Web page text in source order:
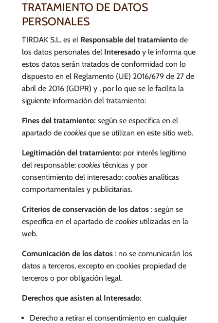
TRATAMIENTO DE DATOS
PERSONALES
TIRDAK S.L. es el Responsable del tratamientode
los datos personales del Interesadoy le informa que
estos datos serán tratados de conformidad con lo
dispuesto en el Reglamento (UE) 2016/679 de 27 de
abril de 2016 (GDPR) y , por lo que se le facilita la
siguiente información del tratamiento:
Fines del tratamiento: según se especifica en el
apartado de cookiesque se utilizan en este sitio web.
Legitimación del tratamiento: por interés legítimo
del responsable: cookiestécnicas y por
consentimiento del interesado: cookiesanalíticas
comportamentales y publicitarias.
Criterios de conservación de los datos : según se
especifica en el apartado de cookiesutilizadas en la
web.
Comunicación de los datos : no se comunicarán los
datos a terceros, excepto en cookies propiedad de
terceros o por obligación legal.
Derechos que asisten al Interesado:
Derecho a retirar el consentimiento en cualquier